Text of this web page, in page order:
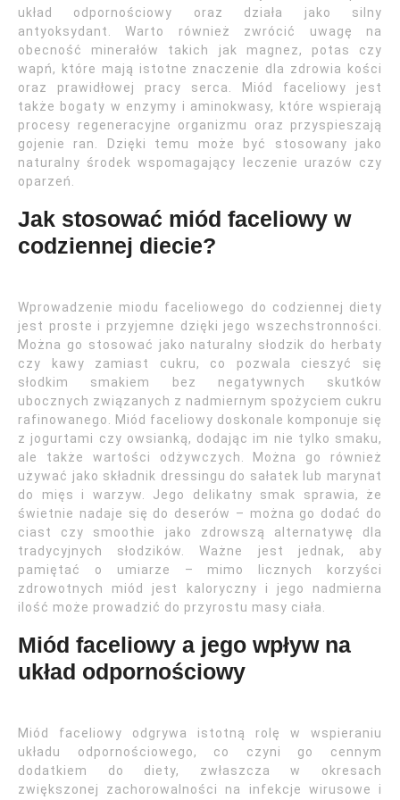
układ odpornościowy oraz działa jako silny
antyoksydant. Warto również zwrócić uwagę na
obecność minerałów takich jak magnez, potas czy
wapń, które mają istotne znaczenie dla zdrowia kości
oraz prawidłowej pracy serca. Miód faceliowy jest
także bogaty w enzymy i aminokwasy, które wspierają
procesy regeneracyjne organizmu oraz przyspieszają
gojenie ran. Dzięki temu może być stosowany jako
naturalny środek wspomagający leczenie urazów czy
oparzeń.
Jak stosować miód faceliowy w
codziennej diecie?
Wprowadzenie miodu faceliowego do codziennej diety
jest proste i przyjemne dzięki jego wszechstronności.
Można go stosować jako naturalny słodzik do herbaty
czy kawy zamiast cukru, co pozwala cieszyć się
słodkim smakiem bez negatywnych skutków
ubocznych związanych z nadmiernym spożyciem cukru
rafinowanego. Miód faceliowy doskonale komponuje się
z jogurtami czy owsianką, dodając im nie tylko smaku,
ale także wartości odżywczych. Można go również
używać jako składnik dressingu do sałatek lub marynat
do mięs i warzyw. Jego delikatny smak sprawia, że
świetnie nadaje się do deserów – można go dodać do
ciast czy smoothie jako zdrowszą alternatywę dla
tradycyjnych słodzików. Ważne jest jednak, aby
pamiętać o umiarze – mimo licznych korzyści
zdrowotnych miód jest kaloryczny i jego nadmierna
ilość może prowadzić do przyrostu masy ciała.
Miód faceliowy a jego wpływ na
układ odpornościowy
Miód faceliowy odgrywa istotną rolę w wspieraniu
układu odpornościowego, co czyni go cennym
dodatkiem do diety, zwłaszcza w okresach
zwiększonej zachorowalności na infekcje wirusowe i